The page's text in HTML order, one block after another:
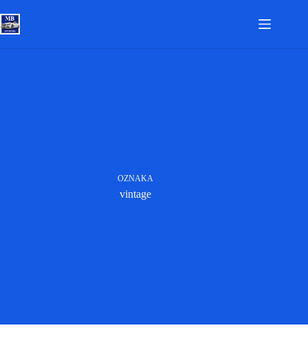
to
content
OZNAKA
vintage